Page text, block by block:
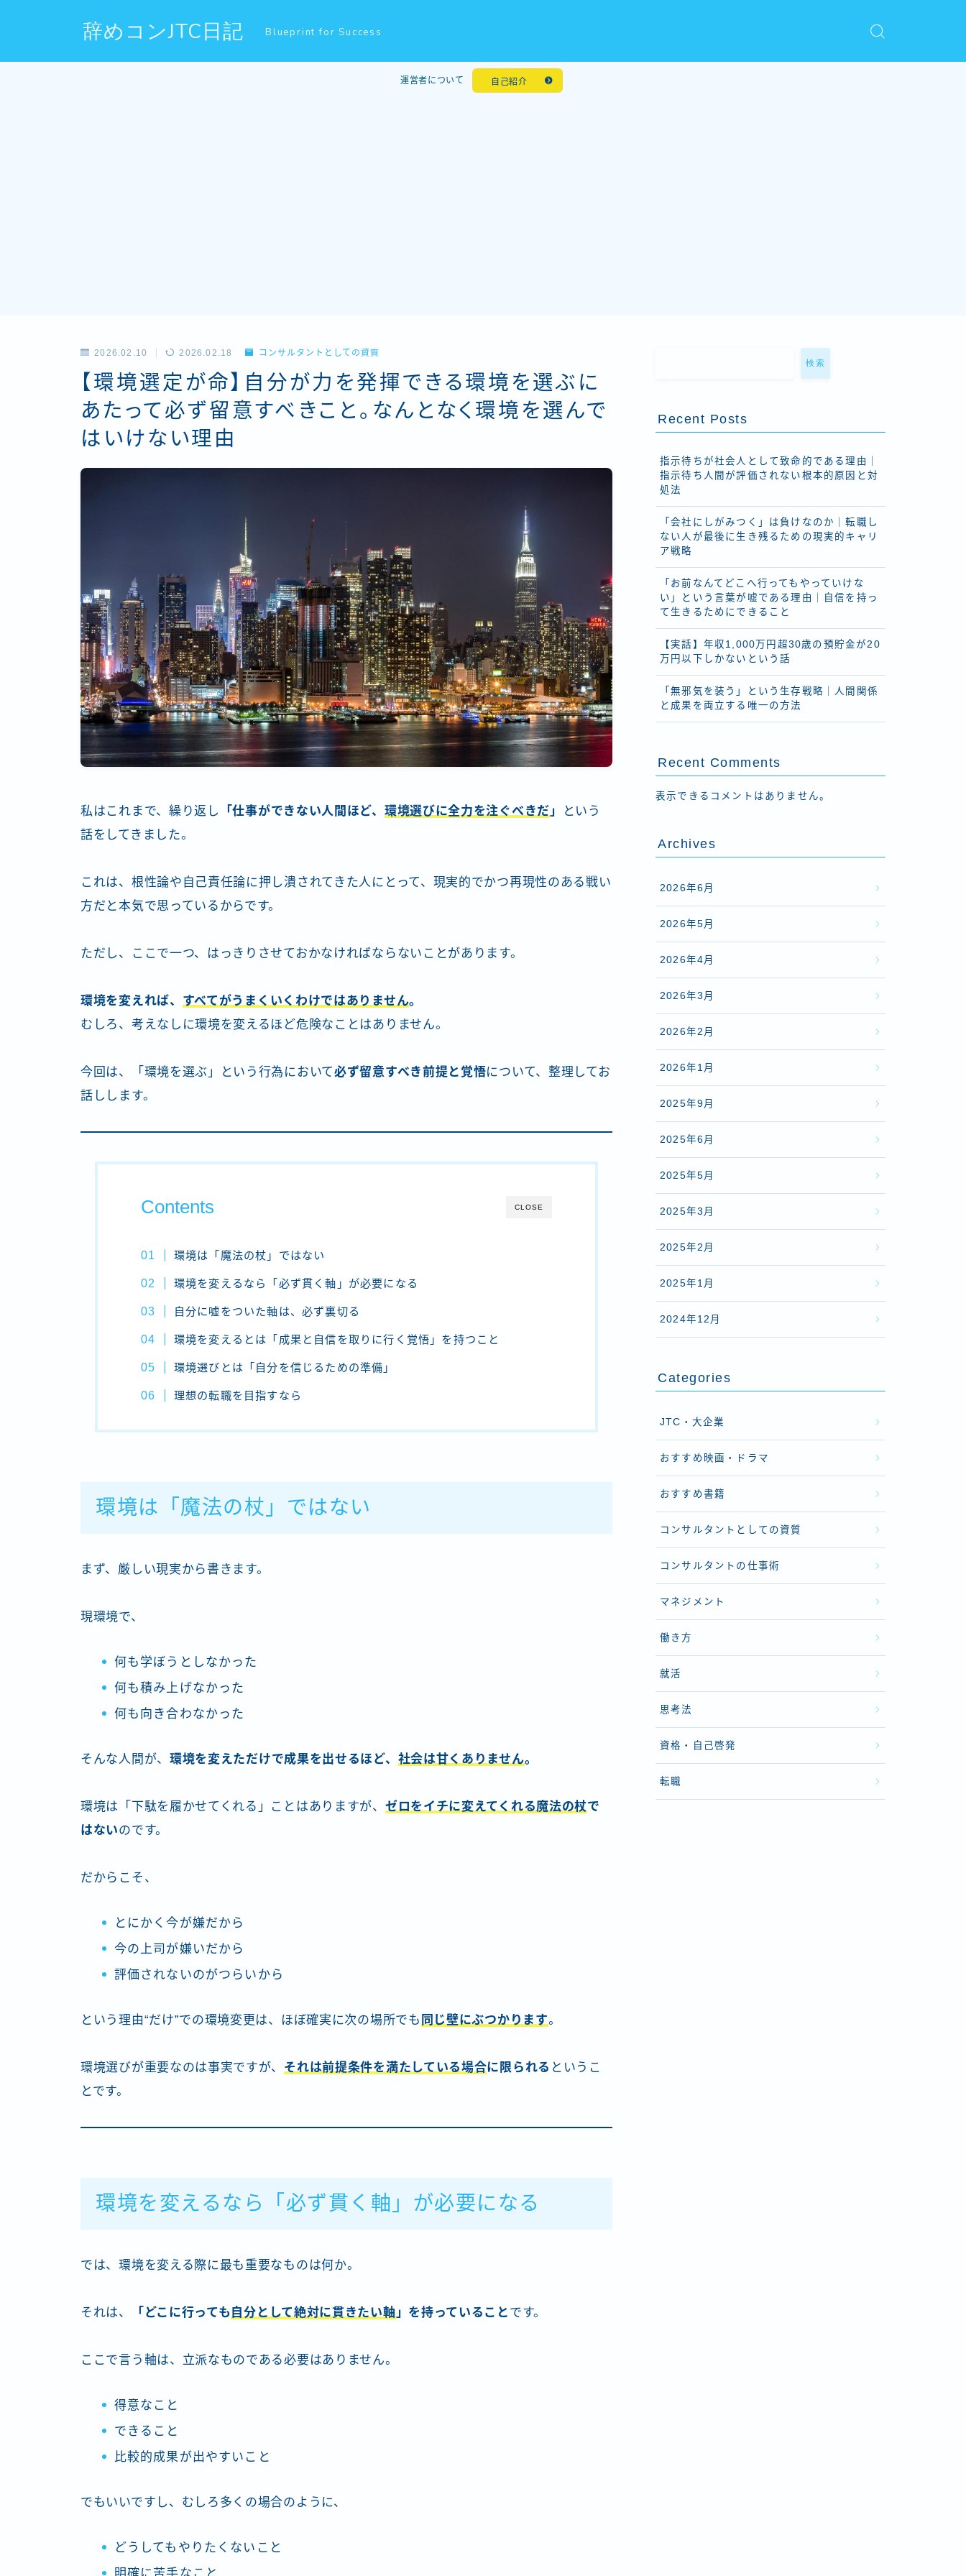
辞めコンJTC日記 Blueprint for Success
運営者について 自己紹介
2026.02.10 2026.02.18 コンサルタントとしての資質
【環境選定が命】自分が力を発揮できる環境を選ぶに
あたって必ず留意すべきこと。なんとなく環境を選んで
はいけない理由
私はこれまで、繰り返し 「仕事ができない人間ほど、 環境選びに全力を注ぐべきだ 」
という
話をしてきました。
これは、根性論や自己責任論に押し潰されてきた人にとって、現実的でかつ再現性のある戦い
方だと本気で思っているからです。
ただし、ここで一つ、はっきりさせておかなければならないことがあります。
環境を変えれば、 すべてがうまくいくわけではありません。
むしろ、考えなしに環境を変えるほど危険なことはありません。
今回は、「環境を選ぶ」という行為において必ず留意すべき前提と覚悟について、整理してお
話しします。
CLOSE
Contents
環境は「魔法の杖」ではない
環境を変えるなら「必ず貫く軸」が必要になる
自分に嘘をついた軸は、必ず裏切る
環境を変えるとは「成果と自信を取りに行く覚悟」を持つこと
環境選びとは「自分を信じるための準備」
理想の転職を目指すなら
環境は「魔法の杖」ではない
まず、厳しい現実から書きます。
現環境で、
何も学ぼうとしなかった
何も積み上げなかった
何も向き合わなかった
そんな人間が、 環境を変えただけで成果を出せるほど、 社会は甘くありません。
環境は「下駄を履かせてくれる」ことはありますが、 ゼロをイチに変えてくれる魔法の杖で
はないのです。
だからこそ、
とにかく今が嫌だから
今の上司が嫌いだから
評価されないのがつらいから
という理由“だけ”での環境変更は、ほぼ確実に次の場所でも 同じ壁にぶつかります。
環境選びが重要なのは事実ですが、 それは前提条件を満たしている場合に限られる というこ
とです。
環境を変えるなら「必ず貫く軸」が必要になる
では、環境を変える際に最も重要なものは何か。
それは、 「どこに行っても 自分として絶対に貫きたい軸 」を持っていること です。
ここで言う軸は、立派なものである必要はありません。
得意なこと
できること
比較的成果が出やすいこと
でもいいですし、むしろ多くの場合のように、
どうしてもやりたくないこと
検索
Recent Posts
指示待ちが社会人として致命的である理由｜
指示待ち人間が評価されない根本的原因と対
処法
「会社にしがみつく」は負けなのか｜転職し
ない人が最後に生き残るための現実的キャリ
ア戦略
「お前なんてどこへ行ってもやっていけな
い」という言葉が嘘である理由｜自信を持っ
て生きるためにできること
【実話】年収1,000万円超30歳の預貯金が20
万円以下しかないという話
「無邪気を装う」という生存戦略｜人間関係
と成果を両立する唯一の方法
Recent Comments
表示できるコメントはありません。
Archives
2026年6月
2026年5月
2026年4月
2026年3月
2026年2月
2026年1月
2025年9月
2025年6月
2025年5月
2025年3月
2025年2月
2025年1月
2024年12月
Categories
JTC・大企業
おすすめ映画・ドラマ
おすすめ書籍
コンサルタントとしての資質
コンサルタントの仕事術
マネジメント
働き方
就活
思考法
資格・自己啓発
転職